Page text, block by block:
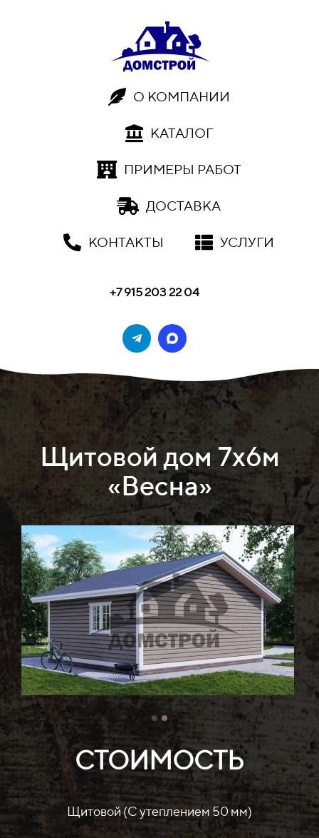
О КОМПАНИИ
КАТАЛОГ
ПРИМЕРЫ РАБОТ
ДОСТАВКА
КОНТАКТЫ УСЛУГИ
+7 915 203 22 04
Щитовой дом 7х6м
«Весна»
СТОИМОСТЬ
Щитовой (С утеплением 50 мм)